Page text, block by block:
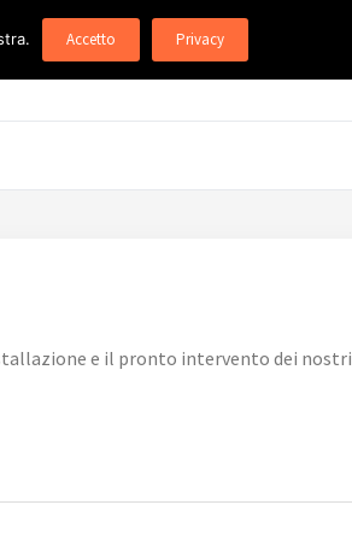
e il pronto intervento dei nostri
Accetto Privacy